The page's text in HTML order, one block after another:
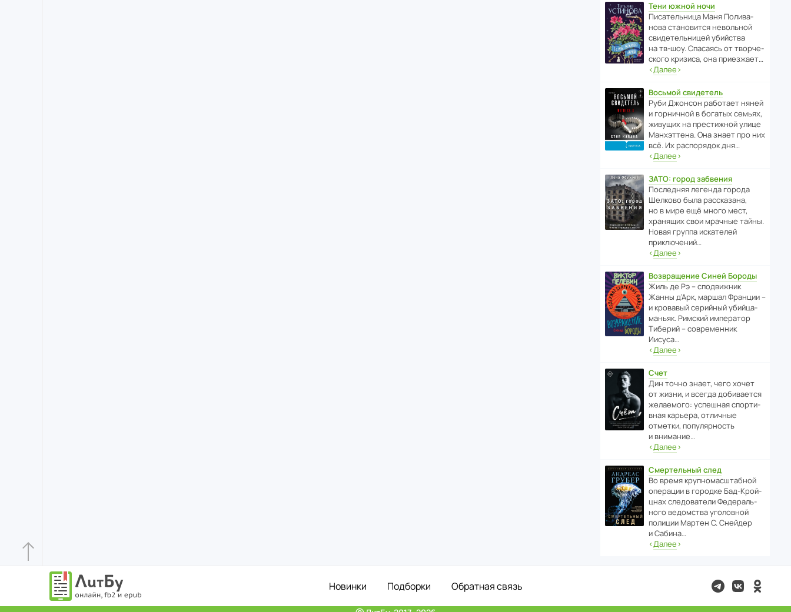
Тени южной ночи
Писа­тель­ница Маня Поли­ва­
нова стано­вится невольной
свиде­тель­ницей убийства
на тв-шоу. Спасаясь от твор­че­
с­кого кризиса, она приезжает…
‹Далее›
Восьмой свидетель
Руби Джонсон рабо­тает няней
и горни­чной в богатых семьях,
живущих на прес­ти­жной улице
Манх­эт­тена. Она знает про них
всё. Их распо­рядок дня…
‹Далее›
ЗАТО: город забвения
После­дняя легенда города
Шелково была расска­зана,
но в мире ещё много мест,
хранящих свои мрачные тайны.
Новая группа иска­телей
приключений…
‹Далее›
Возвращение Синей Бороды
Жиль де Рэ – спод­ви­жник
Жанны д’Арк, маршал Франции –
и кровавый серийный убийца-
маньяк. Римский импе­ратор
Тиберий – совре­менник
Иисуса…
‹Далее›
Счет
Дин точно знает, чего хочет
от жизни, и всегда доби­ва­ется
жела­е­мого: успе­шная спор­ти­
вная карьера, отли­чные
отметки, попу­ля­р­ность
и внимание…
‹Далее›
Смертельный след
Во время круп­но­мас­ш­та­бной
операции в городке Бад‑Крой­
цнах следо­ва­тели Феде­раль­
ного ведомства уголо­вной
полиции Мартен С. Снейдер
и Сабина…
‹Далее›
Новинки Подборки Обратная связь